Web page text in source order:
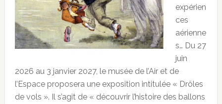
expérien
ces
aérienne
s… Du 27
juin
2026 au 3 janvier 2027, le musée de l’Air et de
l’Espace proposera une exposition intitulée « Drôles
de vols ». Il s’agit de « découvrir l’histoire des ballons